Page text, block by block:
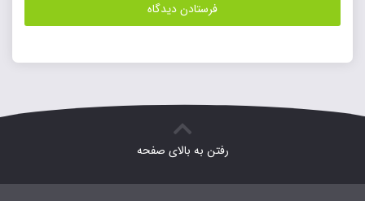
رفتن به بالای صفحه